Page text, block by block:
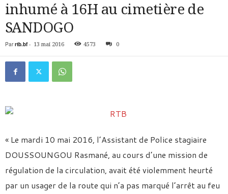
inhumé à 16H au cimetière de
SANDOGO
Par rtb.bf- 13 mai 2016 4573 0
« Le mardi 10 mai 2016, l’Assistant de Police stagiaire
DOUSSOUNGOU Rasmané, au cours d’une mission de
régulation de la circulation, avait été violemment heurté
par un usager de la route qui n’a pas marqué l’arrêt au feu